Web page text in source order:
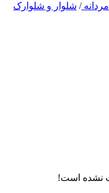
/ شلوار و شلوارک
نشده است!